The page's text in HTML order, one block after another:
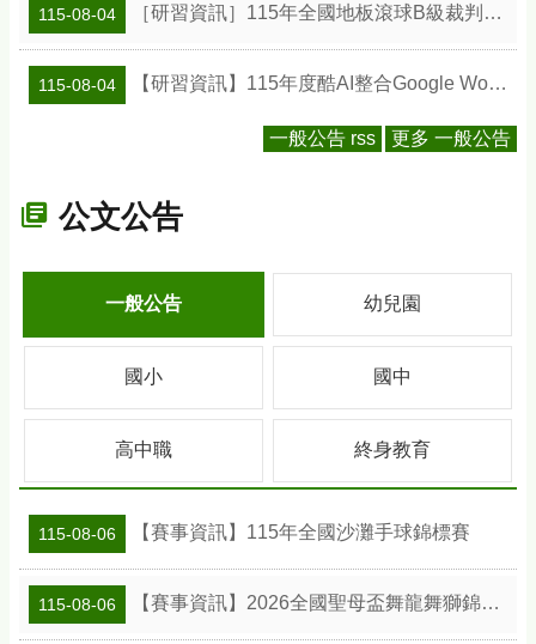
115-08-04 ［研習資訊］115年全國地板滾球B級裁判研習會
115-08-04 【研習資訊】115年度酷AI整合Google Workspace智慧教學應用研習實施計畫
一般公告 rss 更多 一般公告
公文公告
一般公告 幼兒園
國小 國中
高中職 終身教育
115-08-06 【賽事資訊】115年全國沙灘手球錦標賽
115-08-06 【賽事資訊】2026全國聖母盃舞龍舞獅錦標賽